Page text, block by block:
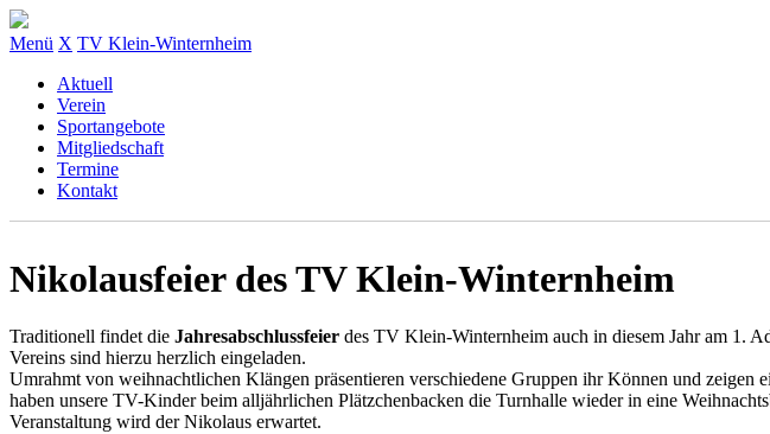
Menü X TV Klein-Winternheim
Aktuell
Verein
Sportangebote
Mitgliedschaft
Termine
Kontakt
Nikolausfeier des TV Klein-Winternheim
Traditionell findet die Jahresabschlussfeier des TV Klein-Winternheim auch in diesem Jahr am 1.
Vereins sind hierzu herzlich eingeladen.
Umrahmt von weihnachtlichen Klängen präsentieren verschiedene Gruppen ihr Können und
haben unsere TV-Kinder beim alljährlichen Plätzchenbacken die Turnhalle wieder in eine
Veranstaltung wird der Nikolaus erwartet.